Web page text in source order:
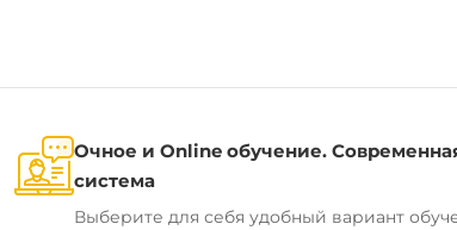
Очное и Online обучение.
система
Выберите для себя удобный вариант